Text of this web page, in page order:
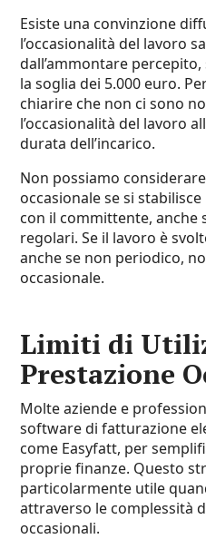
Esiste una convinzione
l’occasionalità del lavoro
dall’ammontare
la soglia dei 5.000 euro.
chiarire che non ci sono
l’occasionalità del lavoro
durata dell’incarico.
Non possiamo
occasionale se si
con il committente, anche
regolari. Se il lavoro è
anche se non periodico,
occasionale.
Limiti di
Prestazione
Molte aziende e
software di fatturazione
come Easyfatt, per
proprie finanze. Questo
particolarmente utile
attraverso le complessità
occasionali.